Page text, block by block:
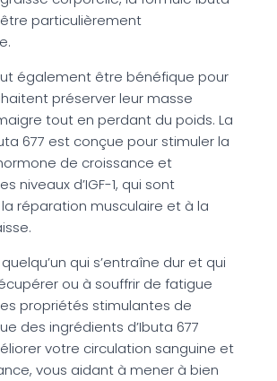
particulièrement
également être bénéfique pour
préserver leur masse
tout en perdant du poids. La
677 est conçue pour stimuler la
de croissance et
niveaux d’IGF-1, qui sont
réparation musculaire et à la
qui s’entraîne dur et qui
ou à souffrir de fatigue
propriétés stimulantes de
des ingrédients d’Ibuta 677
votre circulation sanguine et
vous aidant à mener à bien